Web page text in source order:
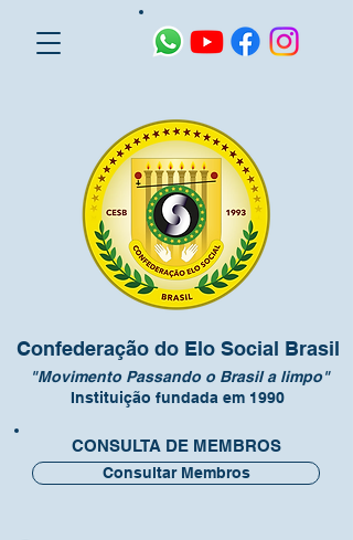
Confederação do Elo Social Brasil
"Movimento Passando o Brasil a limpo"
Instituição fundada em 1990
CONSULTA DE MEMBROS
Consultar Membros